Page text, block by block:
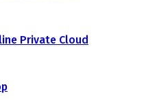
Private Cloud